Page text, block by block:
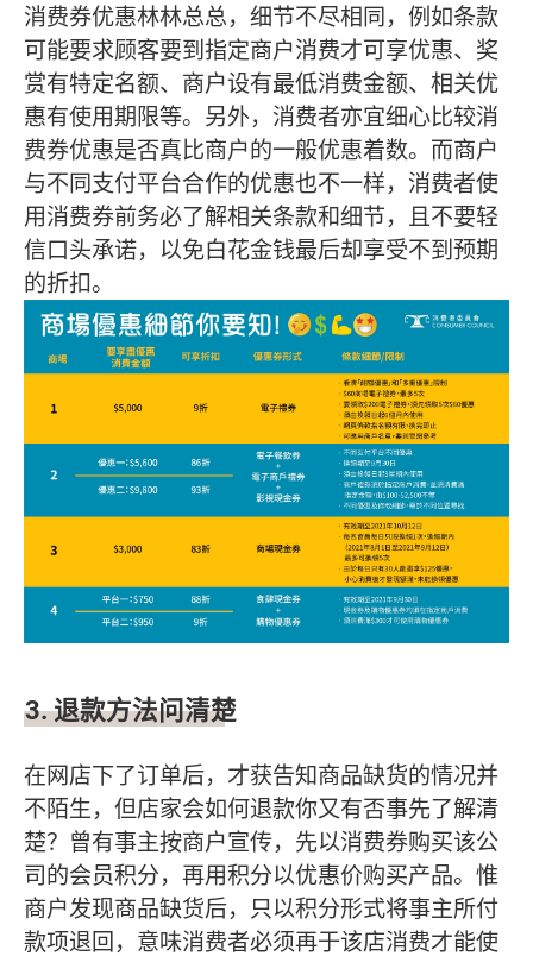
消费券优惠林林总总，细节不尽相同，例如条款
可能要求顾客要到指定商户消费才可享优惠、奖
赏有特定名额、商户设有最低消费金额、相关优
惠有使用期限等。另外，消费者亦宜细心比较消
费券优惠是否真比商户的一般优惠着数。而商户
与不同支付平台合作的优惠也不一样，消费者使
用消费券前务必了解相关条款和细节，且不要轻
信口头承诺，以免白花金钱最后却享受不到预期
的折扣。
3.退款方法问清楚
在网店下了订单后，才获告知商品缺货的情况并
不陌生，但店家会如何退款你又有否事先了解清
楚？曾有事主按商户宣传，先以消费券购买该公
司的会员积分，再用积分以优惠价购买产品。惟
商户发现商品缺货后，只以积分形式将事主所付
款项退回，意味消费者必须再于该店消费才能使